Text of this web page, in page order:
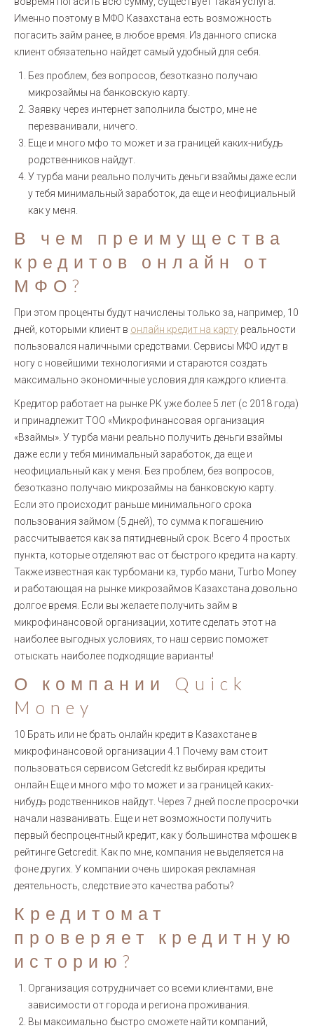
Именно поэтому в МФО Казахстана есть возможность
погасить займ ранее, в любое время. Из данного списка
клиент обязательно найдет самый удобный для себя.
Без проблем, без вопросов, безотказно получаю
микрозаймы на банковскую карту.
Заявку через интернет заполнила быстро, мне не
перезванивали, ничего.
Еще и много мфо то может и за границей каких-нибудь
родственников найдут.
У турба мани реально получить деньги взаймы даже если
у тебя минимальный заработок, да еще и неофициальный
как у меня.
В чем преимущества
кредитов онлайн от
МФО?
При этом проценты будут начислены только за, например, 10
дней, которыми клиент в онлайн кредит на карту реальности
пользовался наличными средствами. Сервисы МФО идут в
ногу с новейшими технологиями и стараются создать
максимально экономичные условия для каждого клиента.
Кредитор работает на рынке РК уже более 5 лет (с 2018 года)
и принадлежит ТОО «Микрофинансовая организация
«Взаймы». У турба мани реально получить деньги взаймы
даже если у тебя минимальный заработок, да еще и
неофициальный как у меня. Без проблем, без вопросов,
безотказно получаю микрозаймы на банковскую карту.
Если это происходит раньше минимального срока
пользования займом (5 дней), то сумма к погашению
рассчитывается как за пятидневный срок. Всего 4 простых
пункта, которые отделяют вас от быстрого кредита на карту.
Также известная как турбомани кз, турбо мани, Turbo Money
и работающая на рынке микрозаймов Казахстана довольно
долгое время. Если вы желаете получить займ в
микрофинансовой организации, хотите сделать этот на
наиболее выгодных условиях, то наш сервис поможет
отыскать наиболее подходящие варианты!
О компании Quick
Money
10 Брать или не брать онлайн кредит в Казахстане в
микрофинансовой организации 4.1 Почему вам стоит
пользоваться сервисом Getcredit.kz выбирая кредиты
онлайн Еще и много мфо то может и за границей каких-
нибудь родственников найдут. Через 7 дней после просрочки
начали названивать. Еще и нет возможности получить
первый беспроцентный кредит, как у большинства мфошек в
рейтинге Getcredit. Как по мне, компания не выделяется на
фоне других. У компании очень широкая рекламная
деятельность, следствие это качества работы?
Кредитомат
проверяет кредитную
историю?
Организация сотрудничает со всеми клиентами, вне
зависимости от города и региона проживания.
Вы максимально быстро сможете найти компаний,